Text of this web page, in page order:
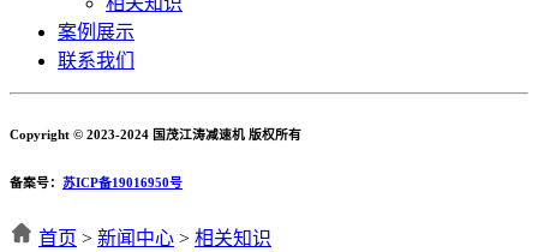
案例展示
联系我们
Copyright © 2023-2024 国茂江涛减速机 版权所有
备案号： 苏ICP备19016950号
首页 > 新闻中心 > 相关知识